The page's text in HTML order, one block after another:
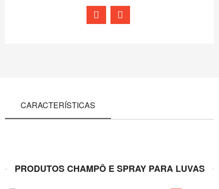
CARACTERÍSTICAS
PRODUTOS CHAMPÔ E SPRAY PARA LUVAS